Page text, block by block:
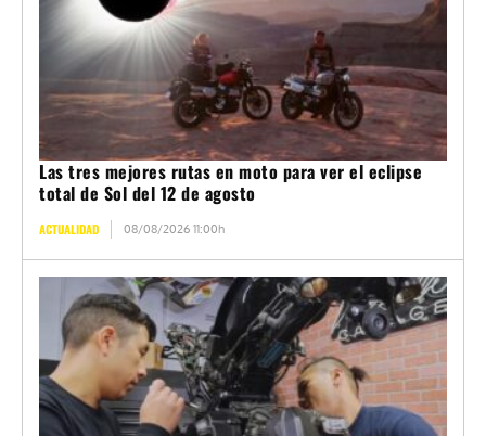
Las tres mejores rutas en moto para ver el eclipse
total de Sol del 12 de agosto
ACTUALIDAD 08/08/2026 11:00h